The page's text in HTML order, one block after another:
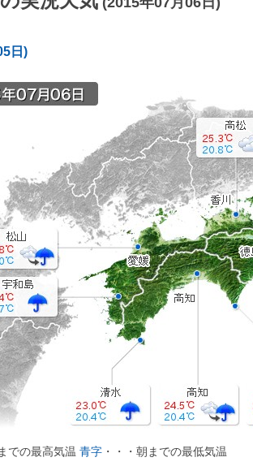
日)
での最高気温 青字 ・・・朝までの最低気温